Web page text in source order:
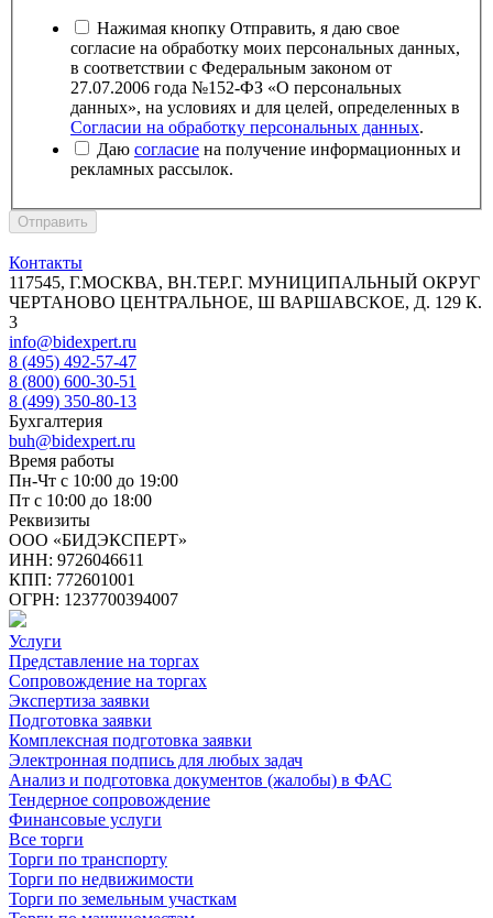
Нажимая кнопку Отправить, я даю свое
согласие на обработку моих персональных данных,
в соответствии с Федеральным законом от
27.07.2006 года №152-ФЗ «О персональных
данных», на условиях и для целей, определенных в
Согласии на обработку персональных данных.
Даю согласие на получение информационных и
рекламных рассылок.
Отправить
Контакты
117545, Г.МОСКВА, ВН.ТЕР.Г. МУНИЦИПАЛЬНЫЙ ОКРУГ
ЧЕРТАНОВО ЦЕНТРАЛЬНОЕ, Ш ВАРШАВСКОЕ, Д. 129 К.
3
info@bidexpert.ru
8 (495) 492-57-47
8 (800) 600-30-51
8 (499) 350-80-13
Бухгалтерия
buh@bidexpert.ru
Время работы
Пн-Чт с 10:00 до 19:00
Пт с 10:00 до 18:00
Реквизиты
ООО «БИДЭКСПЕРТ»
ИНН: 9726046611
КПП: 772601001
ОГРН: 1237700394007
Услуги
Представление на торгах
Сопровождение на торгах
Экспертиза заявки
Подготовка заявки
Комплексная подготовка заявки
Электронная подпись для любых задач
Анализ и подготовка документов (жалобы) в ФАС
Тендерное сопровождение
Финансовые услуги
Все торги
Торги по транспорту
Торги по недвижимости
Торги по земельным участкам